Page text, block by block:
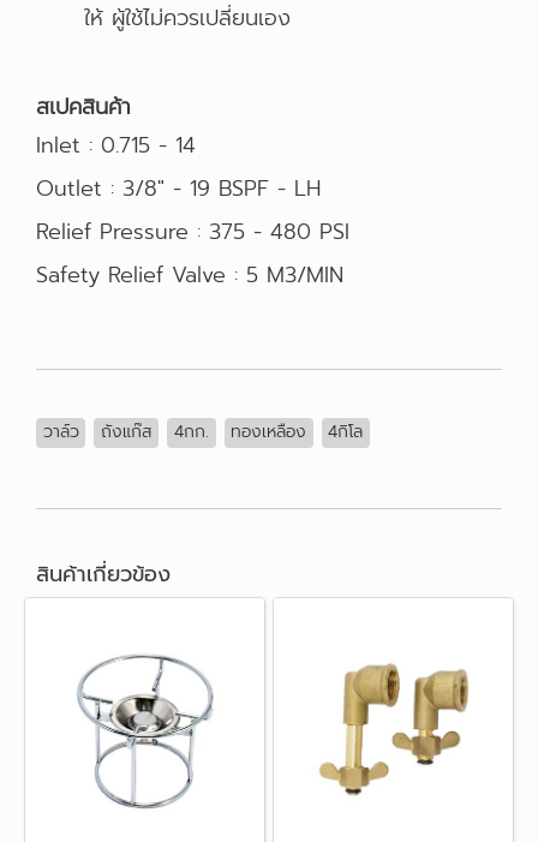
ให้ ผู้ใช้ไม่ควรเปลี่ยนเอง
สเปคสินค้า
Inlet : 0.715 - 14
Outlet : 3/8" - 19 BSPF - LH
Relief Pressure : 375 - 480 PSI
Safety Relief Valve : 5 M3/MIN
วาล์ว ถังแก๊ส 4กก. ทองเหลือง 4กิโล
สินค้าเกี่ยวข้อง